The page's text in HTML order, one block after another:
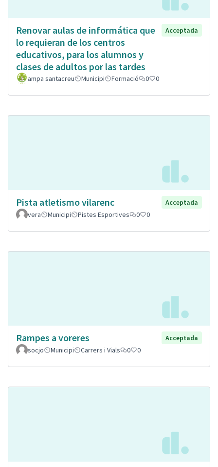
Renovar aulas de informática que
lo requieran de los centros
educativos, para los alumnos y
clases de adultos por las tardes
Acceptada
ampa santacreu Municipi Formació 0 0
Pista atletismo vilarenc
Acceptada
vera
Municipi Pistes Esportives 0 0
Rampes a voreres
Acceptada
socjo
Municipi Carrers i Vials 0 0